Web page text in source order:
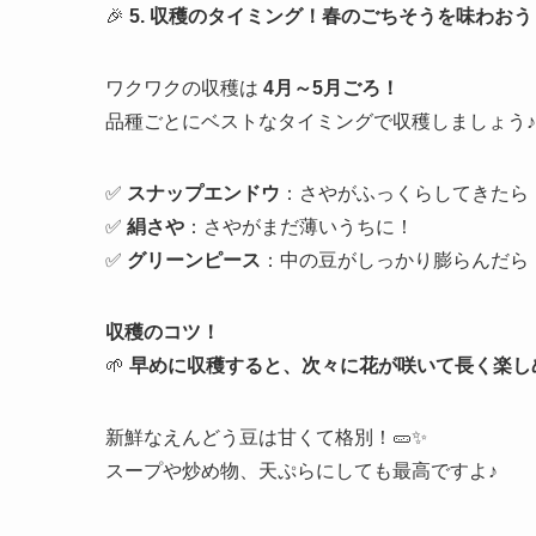
🎉 5. 収穫のタイミング！春のごちそうを味わおう
ワクワクの収穫は 4月～5月ごろ！
品種ごとにベストなタイミングで収穫しましょう♪
✅ スナップエンドウ ：さやがふっくらしてきたら
✅ 絹さや ：さやがまだ薄いうちに！
✅ グリーンピース ：中の豆がしっかり膨らんだら
収穫のコツ！
🌱 早めに収穫すると、次々に花が咲いて長く楽し
新鮮なえんどう豆は甘くて格別！🥒✨
スープや炒め物、天ぷらにしても最高ですよ♪